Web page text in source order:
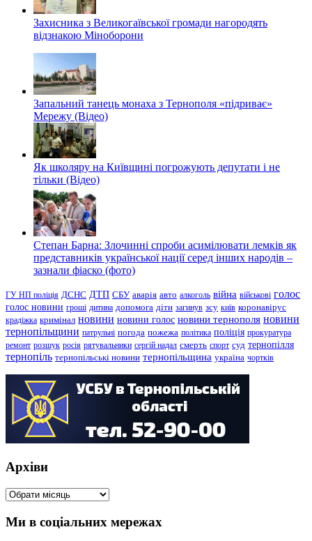
Захисника з Великогаївської громади нагородять
відзнакою Міноборони
Запальний танець монаха з Тернополя «підриває»
Мережу (Відео)
Як школяру на Київщині погрожують депутати і не
тільки (Відео)
Степан Барна: Злочинні спроби асимілювати лемків як
представників української нації серед інших народів –
зазнали фіаско (фото)
ГУ НП поліція ДСНС ДТП СБУ аварія авто алкоголь війна військові голос
голос новини гроші дитина допомога діти загинув зсу київ коронавірус
крадіжка кримінал новини новини голос новини тернополя новини
тернопільщини патрульні погода пожежа політика поліція прокуратура
ремонт розшук росія рятувальники сергій надал смерть спорт суд тернопілля
тернопіль тернопільські новини тернопільщина україна чортків
Архіви
Архіви
Ми в соціальних мережах